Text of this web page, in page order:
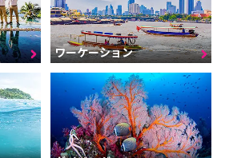
ワーケーション